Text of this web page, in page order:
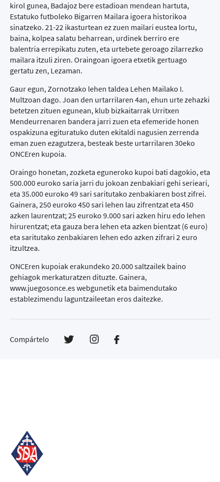
kirol gunea, Badajoz bere estadioan mendean hartuta,
Estatuko futboleko Bigarren Mailara igoera historikoa
sinatzeko. 21-22 ikasturtean ez zuen mailari eustea lortu,
baina, kolpea salatu beharrean, urdinek berriro ere
balentria errepikatu zuten, eta urtebete geroago zilarrezko
mailara itzuli ziren. Oraingoan igoera etxetik gertuago
gertatu zen, Lezaman.
Gaur egun, Zornotzako lehen taldea Lehen Mailako I.
Multzoan dago. Joan den urtarrilaren 4an, ehun urte zehazki
betetzen zituen egunean, klub bizkaitarrak Urritxen
Mendeurrenaren bandera jarri zuen eta efemeride honen
ospakizuna egituratuko duten ekitaldi nagusien zerrenda
eman zuen ezagutzera, besteak beste urtarrilaren 30eko
ONCEren kupoia.
Oraingo honetan, zozketa eguneroko kupoi bati dagokio, eta
500.000 euroko saria jarri du jokoan zenbakiari gehi serieari,
eta 35.000 euroko 49 sari saritutako zenbakiaren bost zifrei.
Gainera, 250 euroko 450 sari lehen lau zifrentzat eta 450
azken laurentzat; 25 euroko 9.000 sari azken hiru edo lehen
hirurentzat; eta gauza bera lehen eta azken bientzat (6 euro)
eta saritutako zenbakiaren lehen edo azken zifrari 2 euro
itzultzea.
ONCEren kupoiak erakundeko 20.000 saltzailek baino
gehiagok merkaturatzen dituzte. Gainera,
www.juegosonce.es webgunetik eta baimendutako
establezimendu laguntzaileetan eros daitezke.
Compártelo